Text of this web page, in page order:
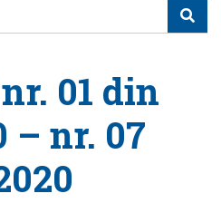
01 din
– nr. 07